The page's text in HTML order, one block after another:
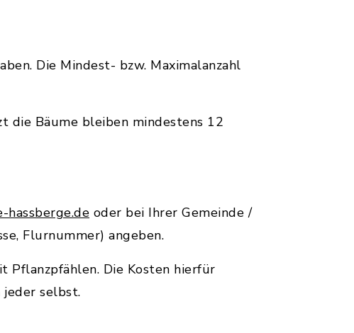
Die Mindest- bzw. Maximalanzahl
die Bäume bleiben mindestens 12
hassberge.de oder bei Ihrer Gemeinde /
Flurnummer) angeben.
Pflanzpfählen. Die Kosten hierfür
selbst.